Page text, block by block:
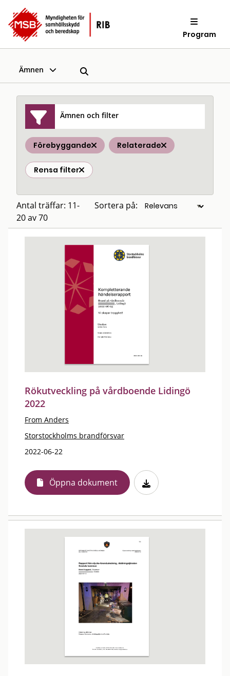
Program
Ämnen
Ämnen och filter
Förebyggande Relaterade
Rensa filter
Antal träffar: 11-
20 av 70
Sortera på:
Rökutveckling på vårdboende Lidingö
2022
From Anders
Storstockholms brandförsvar
2022-06-22
Öppna dokument